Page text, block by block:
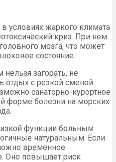
условиях жаркого климата
криз. При нем
мозга, что может
состояние.
загорать, не
отдых с резкой сменой
санаторно-курортное
форме болезни на морских
функции больным
натуральным. Если
временное
Оно повышает риск